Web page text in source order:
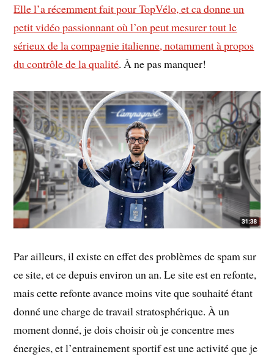
Elle l’a récemment fait pour TopVélo, et ca donne un
petit vidéo passionnant où l’on peut mesurer tout le
sérieux de la compagnie italienne, notamment à propos
du contrôle de la qualité. À ne pas manquer!
Par ailleurs, il existe en effet des problèmes de spam sur
ce site, et ce depuis environ un an. Le site est en refonte,
mais cette refonte avance moins vite que souhaité étant
donné une charge de travail stratosphérique. À un
moment donné, je dois choisir où je concentre mes
énergies, et l’entrainement sportif est une activité que je